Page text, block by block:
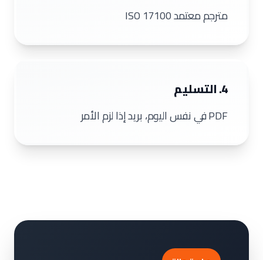
مترجم معتمد ISO 17100
4. التسليم
PDF في نفس اليوم، بريد إذا لزم الأمر